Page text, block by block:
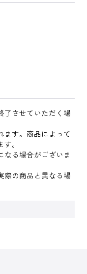
了させていただく場
す。商品によって
。
る場合がございま
際の商品と異なる場